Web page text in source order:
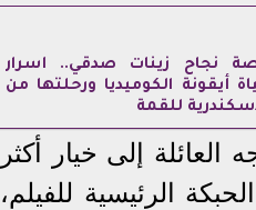
نجاح زينات صدقي.. أسرار
أيقونة الكوميديا ورحلتها من
للقمة
إلى خيار أكثر
الرئيسية للفيلم،